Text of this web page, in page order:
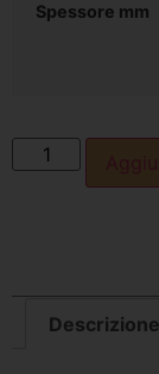
Spessore mm
Descrizione